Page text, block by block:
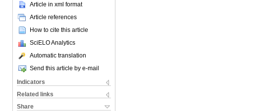
Article in xml format
Article references
How to cite this article
SciELO Analytics
Automatic translation
Send this article by e-mail
Indicators
Related links
Share